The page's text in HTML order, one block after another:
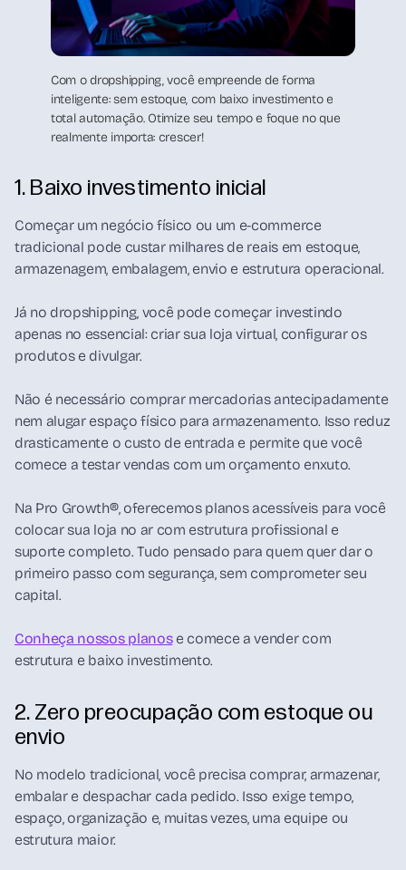
Com o dropshipping, você empreende de forma
inteligente: sem estoque, com baixo investimento e
total automação. Otimize seu tempo e foque no que
realmente importa: crescer!
1. Baixo investimento inicial
Começar um negócio físico ou um e-commerce
tradicional pode custar milhares de reais em estoque,
armazenagem, embalagem, envio e estrutura operacional.
Já no dropshipping, você pode começar investindo
apenas no essencial: criar sua loja virtual, configurar os
produtos e divulgar.
Não é necessário comprar mercadorias antecipadamente
nem alugar espaço físico para armazenamento. Isso reduz
drasticamente o custo de entrada e permite que você
comece a testar vendas com um orçamento enxuto.
Na Pro Growth®, oferecemos planos acessíveis para você
colocar sua loja no ar com estrutura profissional e
suporte completo. Tudo pensado para quem quer dar o
primeiro passo com segurança, sem comprometer seu
capital.
Conheça nossos planose comece a vender com
estrutura e baixo investimento.
2. Zero preocupação com estoque ou
envio
No modelo tradicional, você precisa comprar, armazenar,
embalar e despachar cada pedido. Isso exige tempo,
espaço, organização e, muitas vezes, uma equipe ou
estrutura maior.